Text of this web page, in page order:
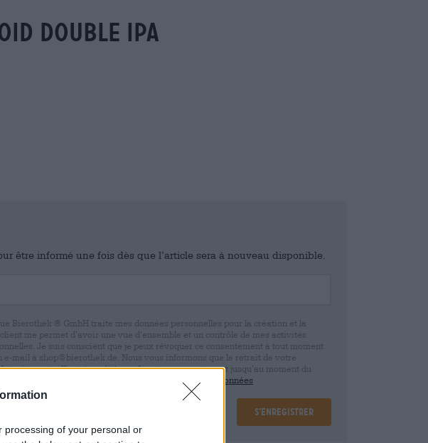
processing of your personal or
Untappd: 4,13
double ipa
être informé une fois dès que l’article sera à nouveau disponible.
Bierothek ® GmbH traite mes données personnelles pour la création et la
me permet d’avoir une vue d’ensemble et un contrôle de mes activités
Je suis conscient que je peux révoquer ce consentement à tout moment
e-mail à shop@bierothek.de. Nous vous informons que le retrait de votre
traitement effectué sur la base de votre consentement jusqu’au moment du
déclaration de protection des données
S’enregistrer